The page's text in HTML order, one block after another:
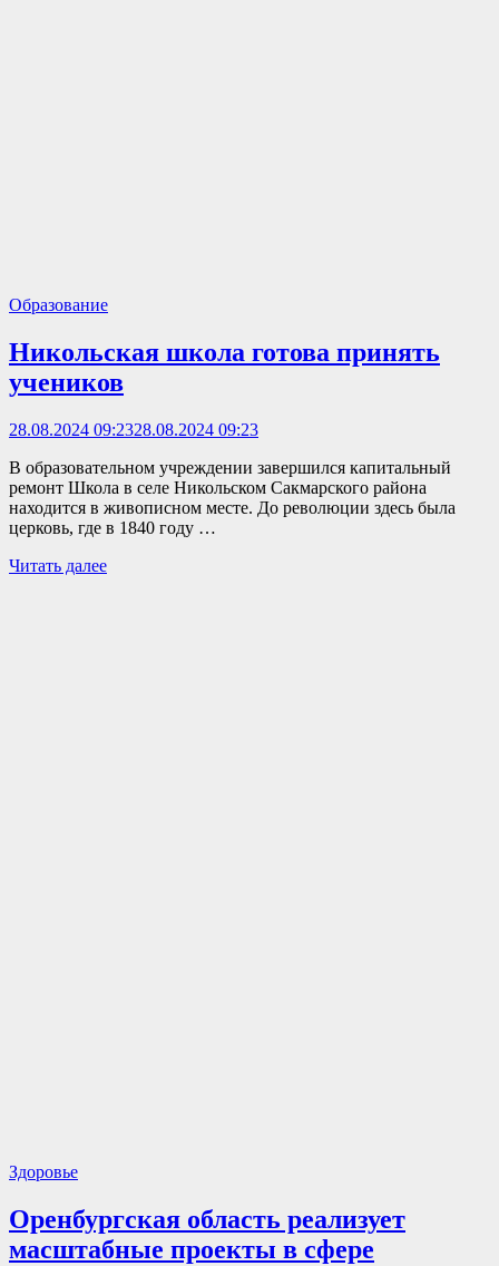
Образование
Никольская школа готова принять
учеников
28.08.2024 09:2328.08.2024 09:23
В образовательном учреждении завершился капитальный
ремонт Школа в селе Никольском Сакмарского района
находится в живописном месте. До революции здесь была
церковь, где в 1840 году …
Читать далее
Здоровье
Оренбургская область реализует
масштабные проекты в сфере